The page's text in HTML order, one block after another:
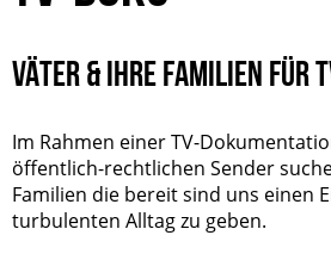
VÄTER & IHRE FAMILIEN FÜR
Im Rahmen einer TV-
öffentlich-rechtlichen Sender
Familien die bereit sind uns einen
turbulenten Alltag zu geben.